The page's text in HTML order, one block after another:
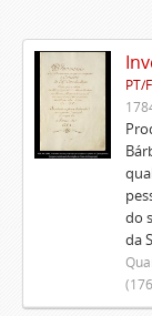
PT/
do
da